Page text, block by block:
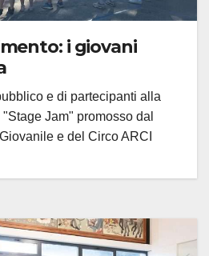
i giovani
e di partecipanti alla
Jam" promosso dal
e del Circo ARCI